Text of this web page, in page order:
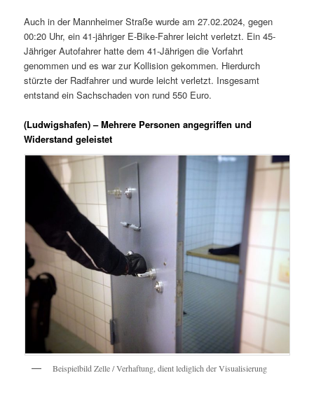
Auch in der Mannheimer Straße wurde am 27.02.2024, gegen
00:20 Uhr, ein 41-jähriger E-Bike-Fahrer leicht verletzt. Ein 45-
Jähriger Autofahrer hatte dem 41-Jährigen die Vorfahrt
genommen und es war zur Kollision gekommen. Hierdurch
stürzte der Radfahrer und wurde leicht verletzt. Insgesamt
entstand ein Sachschaden von rund 550 Euro.
(Ludwigshafen) – Mehrere Personen angegriffen und
Widerstand geleistet
Beispielbild Zelle / Verhaftung, dient lediglich der Visualisierung